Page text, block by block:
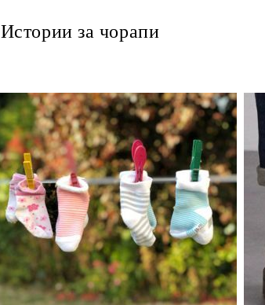
Истории за чорапи